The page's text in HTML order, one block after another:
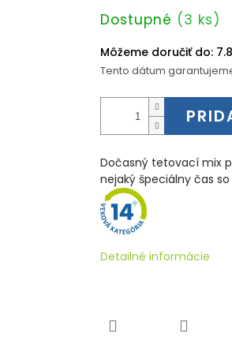
Jednotková
Dostupné (3 ks)
Môžeme doručiť do:
Tento dátum
Dočasný tetovací mix
nejaký špeciálny čas
Detailné informácie